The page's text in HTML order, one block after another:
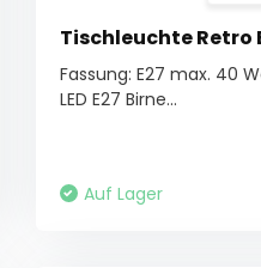
Tischleuchte Retro
Fassung: E27 max. 40
LED E27 Birne...
Auf Lager